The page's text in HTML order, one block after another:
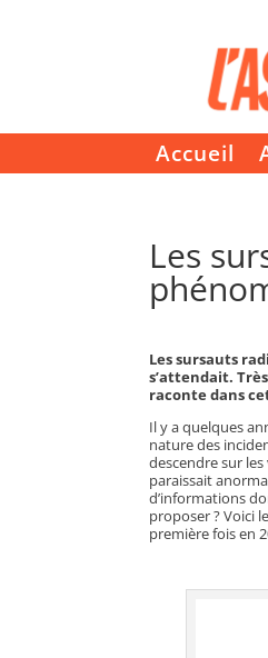
Accueil
Les
Les sursauts
s’attendait. Tr
raconte dans
Il y a quelques
nature des
descendre sur
paraissait
d’informations
proposer ? Voici
première fois en